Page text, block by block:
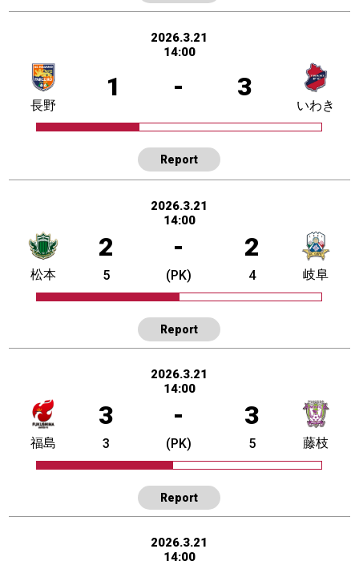
2026.3.21
14:00
1 - 3
長野 いわき
Report
2026.3.21
14:00
2 - 2
松本 5 (PK) 4 岐阜
Report
2026.3.21
14:00
3 - 3
福島 3 (PK) 5 藤枝
Report
2026.3.21
14:00